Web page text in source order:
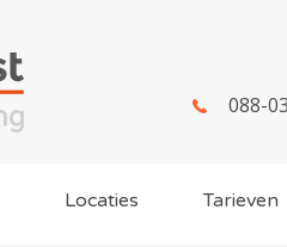
088-
Locaties Tarieven